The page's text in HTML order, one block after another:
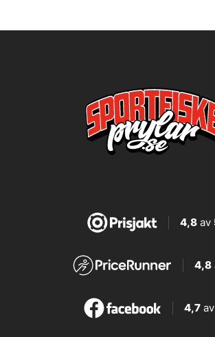
4,8av
4,8
4,7 av